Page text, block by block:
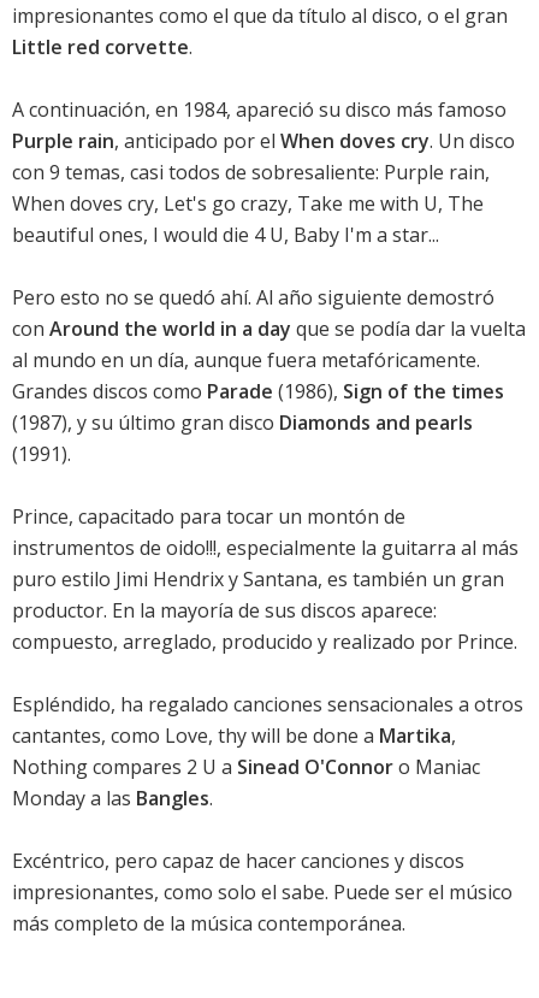
impresionantes como el que da título al disco, o el gran
Little red corvette.
A continuación, en 1984, apareció su disco más famoso
Purple rain, anticipado por el When doves cry. Un disco
con 9 temas, casi todos de sobresaliente: Purple rain,
When doves cry, Let's go crazy, Take me with U, The
beautiful ones, I would die 4 U, Baby I'm a star...
Pero esto no se quedó ahí. Al año siguiente demostró
con Around the world in a day que se podía dar la vuelta
al mundo en un día, aunque fuera metafóricamente.
Grandes discos como Parade (1986), Sign of the times
(1987), y su último gran disco Diamonds and pearls
(1991).
Prince, capacitado para tocar un montón de
instrumentos de oido!!!, especialmente la guitarra al más
puro estilo Jimi Hendrix y Santana, es también un gran
productor. En la mayoría de sus discos aparece:
compuesto, arreglado, producido y realizado por Prince.
Espléndido, ha regalado canciones sensacionales a otros
cantantes, como Love, thy will be done a Martika,
Nothing compares 2 U a Sinead O'Connoro Maniac
Monday a las Bangles.
Excéntrico, pero capaz de hacer canciones y discos
impresionantes, como solo el sabe. Puede ser el músico
más completo de la música contemporánea.